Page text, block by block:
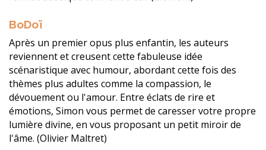
BoDoï
Après un premier opus plus enfantin, les auteurs
reviennent et creusent cette fabuleuse idée
scénaristique avec humour, abordant cette fois des
thèmes plus adultes comme la compassion, le
dévouement ou l'amour. Entre éclats de rire et
émotions, Simon vous permet de caresser votre propre
lumière divine, en vous proposant un petit miroir de
l'âme. (Olivier Maltret)